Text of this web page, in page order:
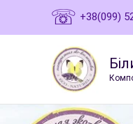
☏ +38(099)